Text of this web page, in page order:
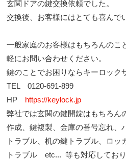
玄関ドアの鍵交換依頼でした。
交換後、お客様にはとても喜んで
一般家庭のお客様はもちろんのこ
軽にお問い合わせください。
鍵のことでお困りならキーロック
TEL 0120-691-899
HP https://keylock.jp
弊社では玄関の鍵開錠はもちろん
作成、鍵複製、金庫の番号忘れ、
トラブル、机の鍵トラブル、ロッ
トラブル etc... 等も対応してお